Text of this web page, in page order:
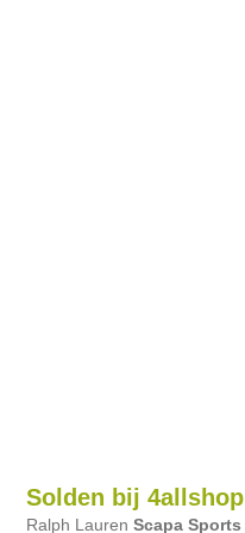
Solden bij 4allshop
Ralph LaurenScapa Sports